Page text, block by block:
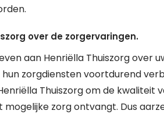
over de zorgervaringen.
aan Henriëlla Thuiszorg over
zorgdiensten voortdurend
Thuiszorg om de kwaliteit
zorg ontvangt. Dus